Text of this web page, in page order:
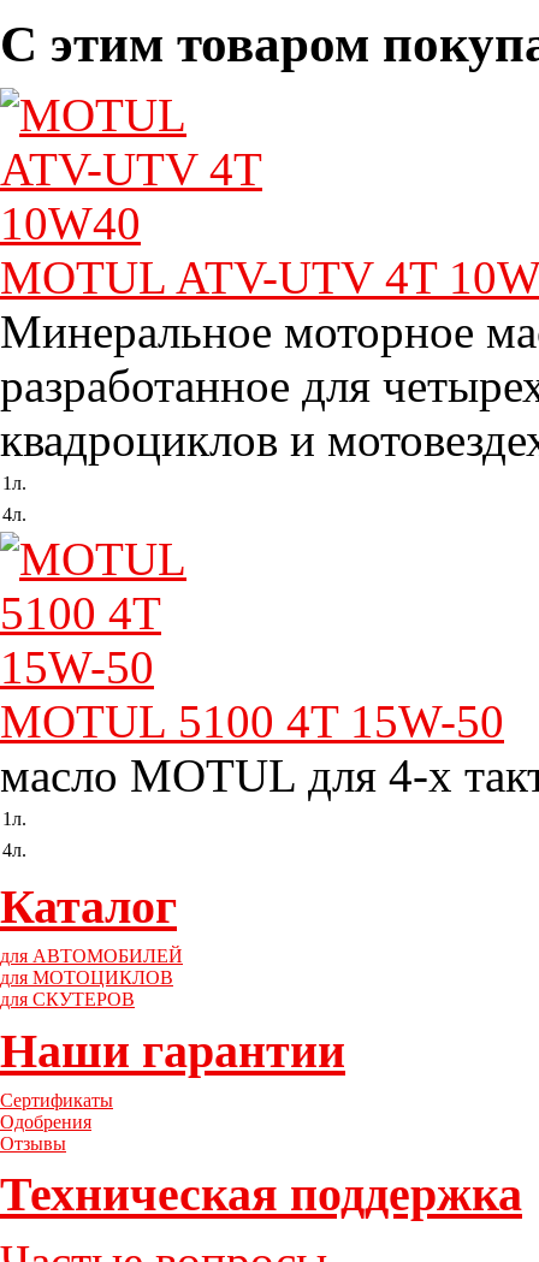
С этим товаром
MOTUL ATV-UTV 4T
Минеральное моторное
разработанное для
квадроциклов и
1л.
4л.
MOTUL 5100 4T 15W-50
масло MOTUL для 4-х
1л.
4л.
Каталог
для АВТОМОБИЛЕЙ
для МОТОЦИКЛОВ
для СКУТЕРОВ
Наши гарантии
Сертификаты
Одобрения
Отзывы
Техническая поддержка